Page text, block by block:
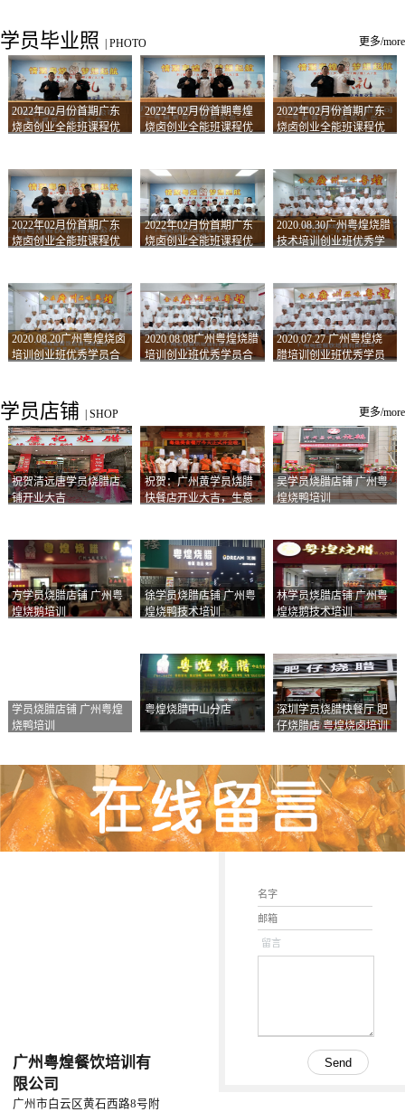
学员毕业照 PHOTO 更多/more
2022年02月份首期广东
烧卤创业全能班课程优
2022年02月份首期粤煌
烧卤创业全能班课程优
2022年02月份首期广东
烧卤创业全能班课程优
2022年02月份首期广东
烧卤创业全能班课程优
2022年02月份首期广东
烧卤创业全能班课程优
2020.08.30广州粤煌烧腊
技术培训创业班优秀学
2020.08.20广州粤煌烧卤
培训创业班优秀学员合
2020.08.08广州粤煌烧腊
培训创业班优秀学员合
2020.07.27 广州粤煌烧
腊培训创业班优秀学员
学员店铺 SHOP 更多/more
祝贺清远唐学员烧腊店
铺开业大吉
祝贺：广州黄学员烧腊
快餐店开业大吉，生意
吴学员烧腊店铺 广州粤
煌烧鸭培训
方学员烧腊店铺 广州粤
煌烧鹅培训
徐学员烧腊店铺 广州粤
煌烧鸭技术培训
林学员烧腊店铺 广州粤
煌烧鹅技术培训
学员烧腊店铺 广州粤煌
烧鸭培训
粤煌烧腊中山分店
深圳学员烧腊快餐厅 肥
仔烧腊店 粤煌烧卤培训
广州粤煌餐饮培训有
限公司
广州市白云区黄石西路8号附
留言